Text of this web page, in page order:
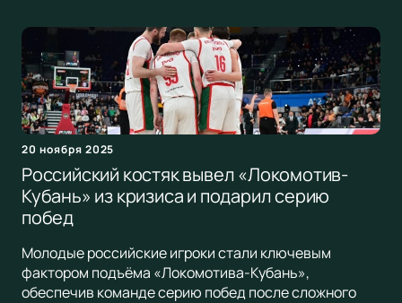
20 ноября 2025
Российский костяк вывел «Локомотив-
Кубань» из кризиса и подарил серию
побед
Молодые российские игроки стали ключевым
фактором подъёма «Локомотива-Кубань»,
обеспечив команде серию побед после сложного